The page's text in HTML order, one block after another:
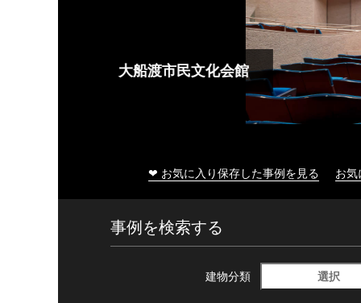
大船渡市民文化会館
❤ お気に入り保存した事例を見る お
事例を検索する
建物分類 選択